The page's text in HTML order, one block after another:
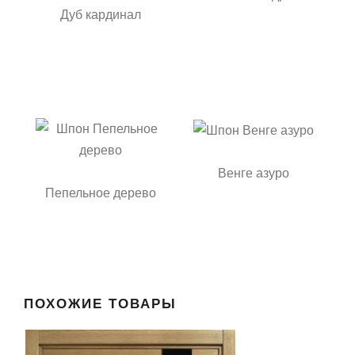
Дуб кардинал
Пепельное дерево
Венге азуро
ПОХОЖИЕ ТОВАРЫ